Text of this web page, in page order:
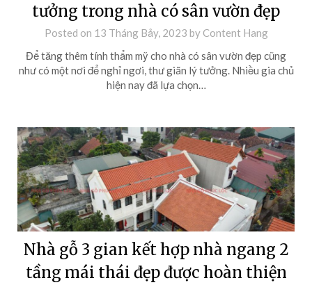
tưởng trong nhà có sân vườn đẹp
Posted on 13 Tháng Bảy, 2023 by Content Hang
Để tăng thêm tính thẩm mỹ cho nhà có sân vườn đẹp cũng
như có một nơi để nghỉ ngơi, thư giãn lý tưởng. Nhiều gia chủ
hiện nay đã lựa chọn…
Nhà gỗ 3 gian kết hợp nhà ngang 2
tầng mái thái đẹp được hoàn thiện